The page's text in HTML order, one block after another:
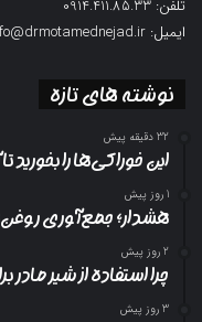
تلفن: 0914.411.85.33
ایمیل: info@drmotamednejad.ir
نوشته های تازه
32 دقیقه پیش
این خوراکی‌ها را بخورید تا
1 روز پیش
هشدار؛ جمع‌آوری
2 روز پیش
چرا استفاده از شیر
3 روز پیش